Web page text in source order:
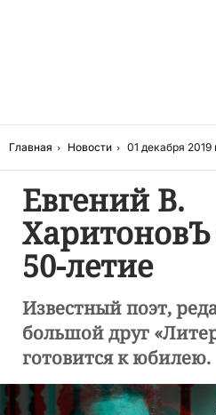
Главная Новости 01 декабря 2019
Евгений В.
50-летие
Известный поэт,
большой друг
готовится к юбилею.